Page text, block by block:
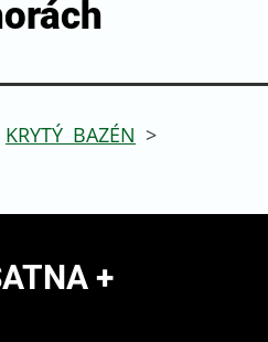
KRYTÝ BAZÉN >
+